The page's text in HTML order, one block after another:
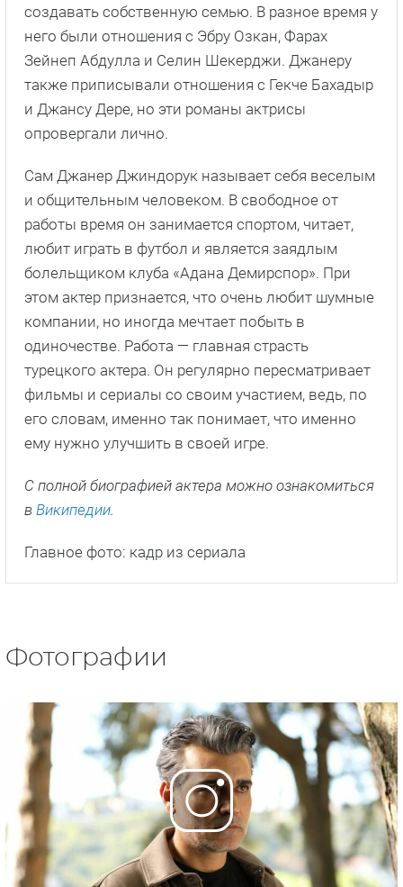
создавать собственную семью. В разное время у
него были отношения с Эбру Озкан, Фарах
Зейнеп Абдулла и Селин Шекерджи. Джанеру
также приписывали отношения с Гекче Бахадыр
и Джансу Дере, но эти романы актрисы
опровергали лично.
Сам Джанер Джиндорук называет себя веселым
и общительным человеком. В свободное от
работы время он занимается спортом, читает,
любит играть в футбол и является заядлым
болельщиком клуба «Адана Демирспор». При
этом актер признается, что очень любит шумные
компании, но иногда мечтает побыть в
одиночестве. Работа — главная страсть
турецкого актера. Он регулярно пересматривает
фильмы и сериалы со своим участием, ведь, по
его словам, именно так понимает, что именно
ему нужно улучшить в своей игре.
С полной биографией актера можно ознакомиться
в Википедии.
Главное фото: кадр из сериала
Фотографии